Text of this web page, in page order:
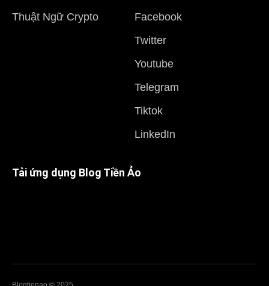
Thuật Ngữ Crypto
Facebook
Twitter
Youtube
Telegram
Tiktok
LinkedIn
Tải ứng dụng Blog Tiền Ảo